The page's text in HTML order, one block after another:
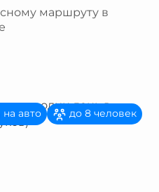
маршруту в
на авто до 8 человек